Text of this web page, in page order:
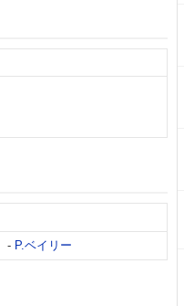
- P.ベイリー